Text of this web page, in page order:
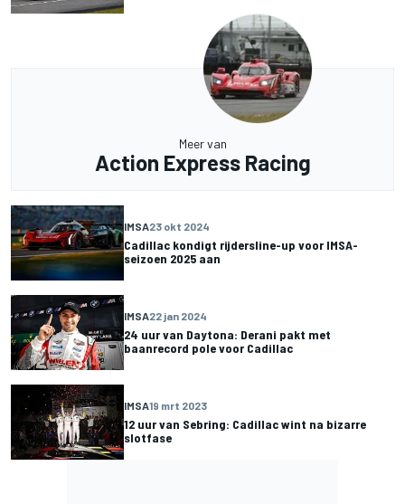
Meer van
Action Express Racing
IMSA23 okt 2024
Cadillac kondigt rijdersline-up voor IMSA-
seizoen 2025 aan
IMSA22 jan 2024
24 uur van Daytona: Derani pakt met
baanrecord pole voor Cadillac
IMSA19 mrt 2023
12 uur van Sebring: Cadillac wint na bizarre
slotfase